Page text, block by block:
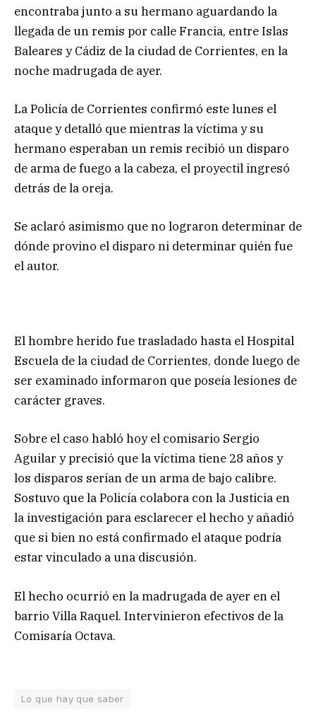
encontraba junto a su hermano aguardando la
llegada de un remis por calle Francia, entre Islas
Baleares y Cádiz de la ciudad de Corrientes, en la
noche madrugada de ayer.
La Policía de Corrientes confirmó este lunes el
ataque y detalló que mientras la víctima y su
hermano esperaban un remis recibió un disparo
de arma de fuego a la cabeza, el proyectil ingresó
detrás de la oreja.
Se aclaró asimismo que no lograron determinar de
dónde provino el disparo ni determinar quién fue
el autor.
El hombre herido fue trasladado hasta el Hospital
Escuela de la ciudad de Corrientes, donde luego de
ser examinado informaron que poseía lesiones de
carácter graves.
Sobre el caso habló hoy el comisario Sergio
Aguilar y precisió que la víctima tiene 28 años y
los disparos serían de un arma de bajo calibre.
Sostuvo que la Policía colabora con la Justicia en
la investigación para esclarecer el hecho y añadió
que si bien no está confirmado el ataque podría
estar vinculado a una discusión.
El hecho ocurrió en la madrugada de ayer en el
barrio Villa Raquel. Intervinieron efectivos de la
Comisaría Octava.
Lo que hay que saber